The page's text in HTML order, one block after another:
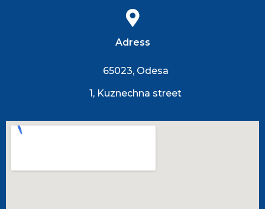
Adress
65023, Odesa
1, Kuznechna street